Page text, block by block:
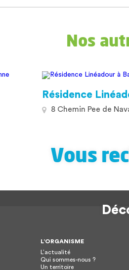
Nos
Résidence
8 Chemin Pee de
Vous
L’ORGANISME
L’actualité
Qui sommes-nous ?
Un territoire